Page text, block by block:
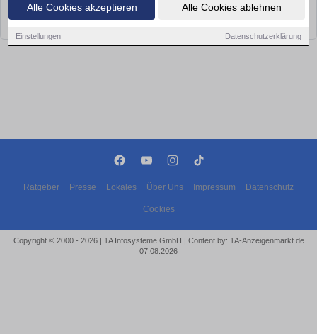
Alle Cookies akzeptieren Alle Cookies ablehnen
Einstellungen Datenschutzerklärung
Leider konnten wir derzeit keine passenden Objekte finden. Schauen Sie
bald wieder vorbei!
Ratgeber Presse Lokales Über Uns Impressum Datenschutz
Cookies
Copyright © 2000 - 2026 | 1A Infosysteme GmbH | Content by: 1A-Anzeigenmarkt.de
07.08.2026